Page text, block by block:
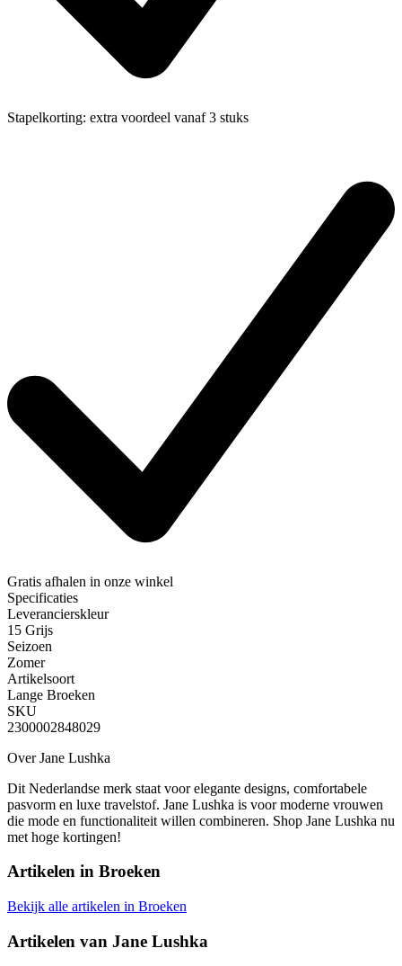
Stapelkorting: extra voordeel vanaf 3 stuks
Gratis afhalen in onze winkel
Specificaties
Leverancierskleur
15 Grijs
Seizoen
Zomer
Artikelsoort
Lange Broeken
SKU
2300002848029
Over Jane Lushka
Dit Nederlandse merk staat voor elegante designs, comfortabele
pasvorm en luxe travelstof. Jane Lushka is voor moderne vrouwen
die mode en functionaliteit willen combineren. Shop Jane Lushka nu
met hoge kortingen!
Artikelen in Broeken
Bekijk alle artikelen in Broeken
Artikelen van Jane Lushka